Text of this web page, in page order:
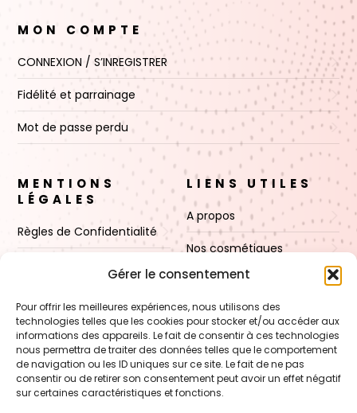
Gérer le consentement
Pour offrir les meilleures expériences, nous utilisons des
technologies telles que les cookies pour stocker et/ou accéder aux
informations des appareils. Le fait de consentir à ces technologies
nous permettra de traiter des données telles que le comportement
de navigation ou les ID uniques sur ce site. Le fait de ne pas
consentir ou de retirer son consentement peut avoir un effet négatif
sur certaines caractéristiques et fonctions.
MON COMPTE
CONNEXION / S’INREGISTRER
Fidélité et parrainage
Mot de passe perdu
MENTIONS
LÉGALES
Règles de Confidentialité
Politique de cookies (UE)
LIENS UTILES
A propos
Nos cosmétiques
Nos cires
Boutique
Contact